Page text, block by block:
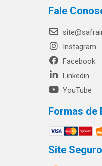
Fale
Instagram
Facebook
Linkedin
YouTube
Formas de
Site Seguro